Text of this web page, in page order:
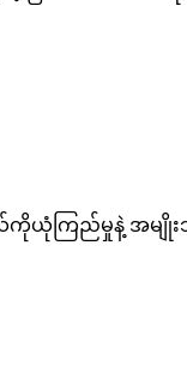
ယ်ကိုယုံကြည်မှုနဲ့ အမ